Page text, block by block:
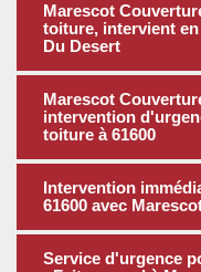
Marescot
toiture, intervient
Du Desert
Marescot
intervention
toiture à 61600
Intervention
61600 avec
Service d'urgence